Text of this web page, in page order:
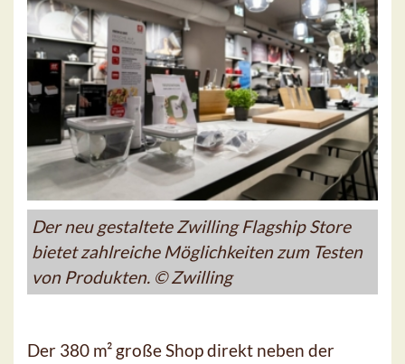
Der neu gestaltete Zwilling Flagship Store
bietet zahlreiche Möglichkeiten zum Testen
von Produkten. © Zwilling
Der 380 m² große Shop direkt neben der